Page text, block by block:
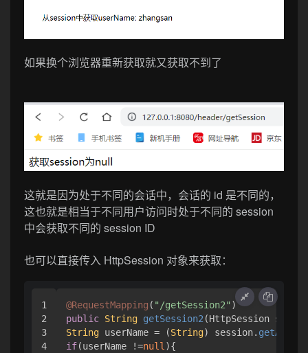
如果换个浏览器重新获取就又获取不到了
这就是因为处于不同的会话中，会话的 id 是不同的，
这也就是相当于不同用户访问时处于不同的 session
中会获取不同的 session ID
也可以直接传入 HttpSession 对象来获取：
1
2
3
4
@RequestMapping ( "/getSession2"
public String getSession2 (HttpSession
String userName = (String) session.
if(userName !=null ){